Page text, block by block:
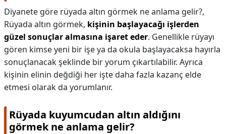
Diyanete göre rüyada altın görmek ne anlama gelir?,
Rüyada altın görmek, kişinin başlayacağı işlerden
güzel sonuçlar almasına işaret eder. Genellikle rüyayı
gören kimse yeni bir işe ya da okula başlayacaksa hayırla
sonuçlanacak şeklinde bir yorum çıkartılabilir. Ayrıca
kişinin elinin değdiği her işte daha fazla kazanç elde
etmesi olarak da yorumlanır.
Rüyada kuyumcudan altın aldığını
görmek ne anlama gelir?